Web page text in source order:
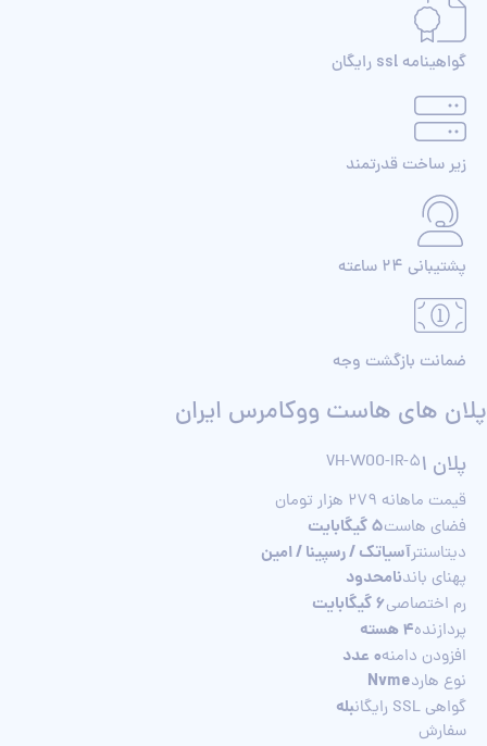
گواهینامه ssl رایگان
زیر ساخت قدرتمند
پشتیبانی 24 ساعته
ضمانت بازگشت وجه
پلان های هاست ووکامرس ایران
پلان 1 VH-WOO-IR-5
قیمت ماهانه 279 هزار تومان
فضای هاست5 گیگابایت
دیتاسنترآسیاتک / رسپینا / امین
پهنای باندنامحدود
رم اختصاصی6 گیگابایت
پردازنده4 هسته
افزودن دامنه0 عدد
نوع هاردNvme
گواهی SSL رایگان بله
سفارش